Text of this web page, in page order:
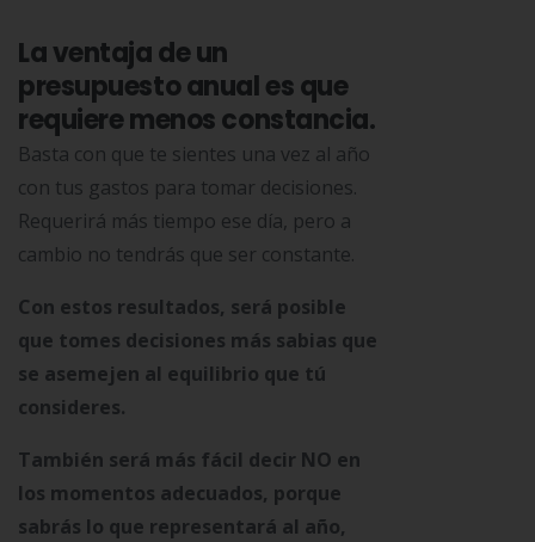
La ventaja de un
presupuesto anual es que
requiere menos constancia.
Basta con que te sientes una vez al año
con tus gastos para tomar decisiones.
Requerirá más tiempo ese día, pero a
cambio no tendrás que ser constante.
Con estos resultados, será posible
que tomes decisiones más sabias que
se asemejen al equilibrio que tú
consideres.
También será más fácil decir NO en
los momentos adecuados, porque
sabrás lo que representará al año,